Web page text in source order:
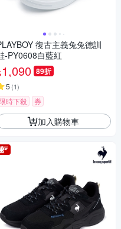
復古主義兔兔德訓
-PY0608白藍紅
1,090 89折
5 (1)
時下殺 券
加入購物車